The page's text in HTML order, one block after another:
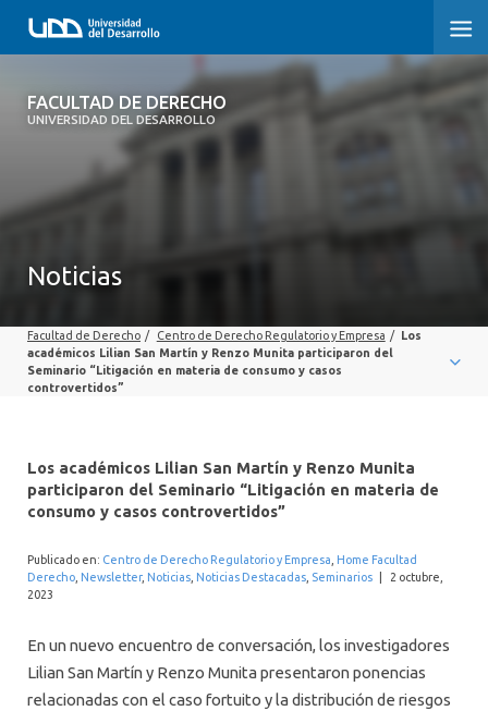
FACULTAD DE DERECHO
UNIVERSIDAD DEL DESARROLLO
FACULTAD DE DERECHO
SOBRE LA FACULTAD
PROFESORES
INVESTIGACIÓN
INTERNACIONAL
Noticias
Facultad de Derecho / Centro de Derecho Regulatorio y Empresa / Los
académicos Lilian San Martín y Renzo Munita participaron del
Seminario “Litigación en materia de consumo y casos
controvertidos”
Los académicos Lilian San Martín y Renzo Munita
participaron del Seminario “Litigación en materia de
consumo y casos controvertidos”
Publicado en: Centro de Derecho Regulatorio y Empresa Home Facultad
Derecho Newsletter, Noticias Noticias Destacadas Seminarios
2 octubre,
2023
En un nuevo encuentro de conversación, los investigadores
Lilian San Martín y Renzo Munita presentaron ponencias
relacionadas con el caso fortuito y la distribución de riesgos